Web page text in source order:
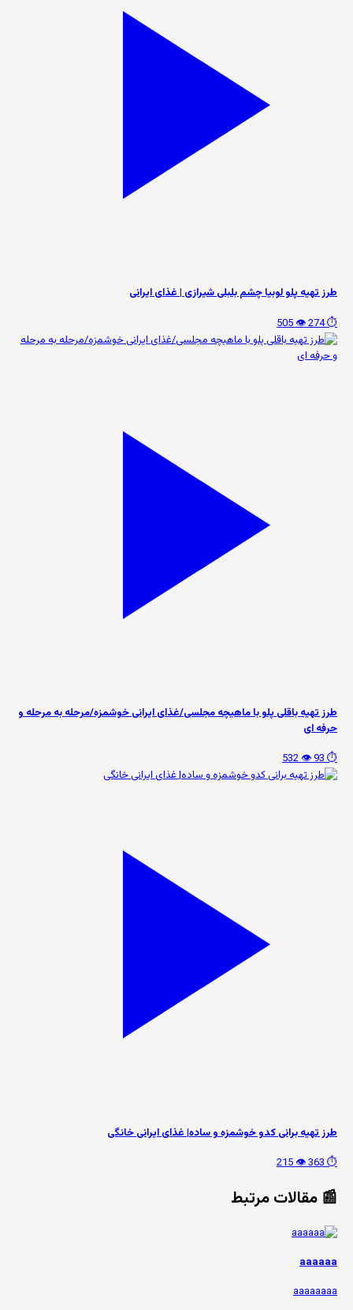
طرز تهیه پلو لوبیا چشم بلبلی شیرازی | غذای ایرانی
⏱️ 274
👁️ 505
طرز تهیه باقلی پلو با ماهیچه مجلسی/غذای ایرانی خوشمزه/مرحله به مرحله و
حرفه ای
⏱️ 93
👁️ 532
طرز تهیه برانی کدو خوشمزه و ساده| غذای ایرانی خانگی
⏱️ 363
👁️ 215
📰 مقالات مرتبط
aaaaaa
aaaaaaaa